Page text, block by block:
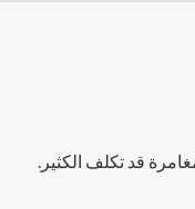
قد تكلف الكثير.